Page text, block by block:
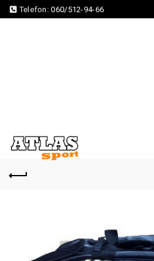
Telefon:060/512-94-66